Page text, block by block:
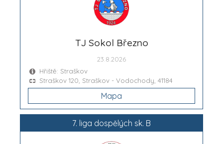
TJ Sokol Březno
23.8.2026
Hřiště: Straškov
Straškov 120, Straškov - Vodochody, 41184
Mapa
7. liga dospělých sk. B